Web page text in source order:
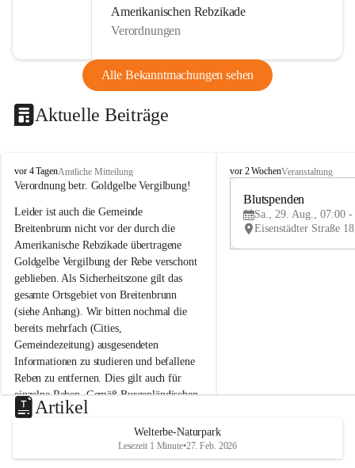
Amerikanischen Rebzikade
Verordnungen
Alle Bekanntmachungen sehen
Aktuelle Beiträge
B
r
i
t
e
n
b
r
u
n
n
a
m
N
e
u
s
d
vor 4 TagenAmtliche Mitteilung
Verordnung betr. Goldgelbe Vergilbung!
Leider ist auch die Gemeinde
Breitenbrunn nicht vor der durch die
Amerikanische Rebzikade übertragene
Goldgelbe Vergilbung der Rebe verschont
geblieben. Als Sicherheitszone gilt das
gesamte Ortsgebiet von Breitenbrunn
(siehe Anhang). Wir bitten nochmal die
bereits mehrfach (Cities,
Gemeindezeitung) ausgesendeten
Informationen zu studieren und befallene
Reben zu entfernen. Dies gilt auch für
einzelne Reben. Gemäß Burgenländischen
Weinbaugesetz sind nicht gepflegte oder
unzulässige Weingärten zu roden! Bitte
helfen wir zusammen um unsere Winzer
vor den prognostizierten Ernteausfällen
B
e
u
e
d
vor 2 WochenVeranstaltung
Blutspenden
Sa., 29. Aug., 07:00 -
Artikel
Welterbe-Naturpark
Lesezeit 1 Minute•27. Feb. 2026